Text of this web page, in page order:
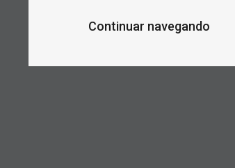
Continuar navegando